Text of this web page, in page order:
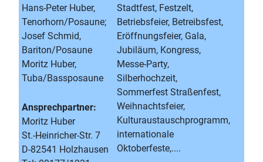
Hans-Peter Huber,
Tenorhorn/Posaune;
Josef Schmid,
Bariton/Posaune
Moritz Huber,
Tuba/Bassposaune
Stadtfest, Festzelt,
Betriebsfeier, Betreibsfest,
Eröffnungsfeier, Gala,
Jubiläum, Kongress,
Messe-Party,
Silberhochzeit,
Sommerfest Straßenfest,
Weihnachtsfeier,
Kulturaustauschprogramm,
internationale
Oktoberfeste,....
Ansprechpartner:
Moritz Huber
St.-Heinricher-Str. 7
D-82541 Holzhausen